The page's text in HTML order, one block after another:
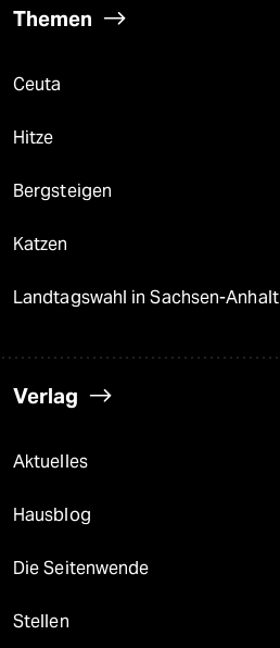
Themen
Ceuta
Hitze
Bergsteigen
Katzen
Landtagswahl in Sachsen-Anhalt
Verlag
Aktuelles
Hausblog
Die Seitenwende
Stellen